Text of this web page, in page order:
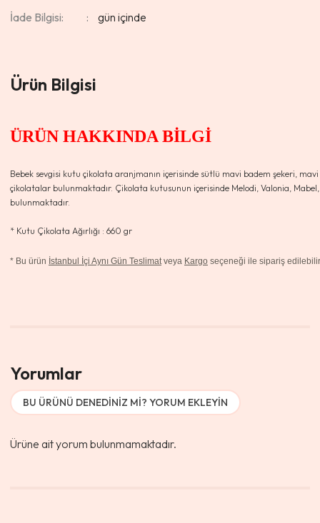
İade Bilgisi:
Ürün Bilgisi
ÜRÜN HAKKINDA BİLGİ
Bebek sevgisi kutu çikolata aranjmanın içerisinde sütlü mavi badem şekeri,
çikolatalar bulunmaktadır. Çikolata kutusunun içerisinde Melodi, Valonia,
bulunmaktadır.
* Kutu Çikolata Ağırlığı : 660 gr
* Bu ürün İstanbul İçi Aynı Gün Teslimatveya Kargo seçeneği ile sipariş
Yorumlar
BU ÜRÜNÜ DENEDINIZ MI? YORUM EKLEYIN
Ürüne ait yorum bulunmamaktadır.